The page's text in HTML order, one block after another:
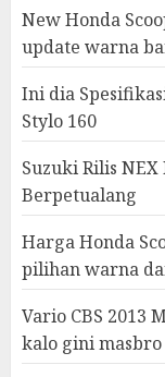
New Honda
update warna
Ini dia
Stylo 160
Suzuki Rilis
Berpetualang
Harga Honda
pilihan warna
Vario CBS 2013
kalo gini